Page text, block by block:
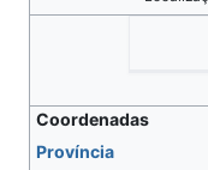
Coordenadas
Província